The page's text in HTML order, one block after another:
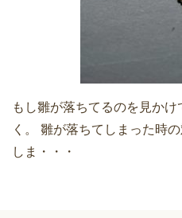
もし雛が落ちてるのを見か
く。 雛が落ちてしまった時
しま・・・